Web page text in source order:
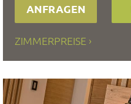
ANFRAGEN
ZIMMERPREISE